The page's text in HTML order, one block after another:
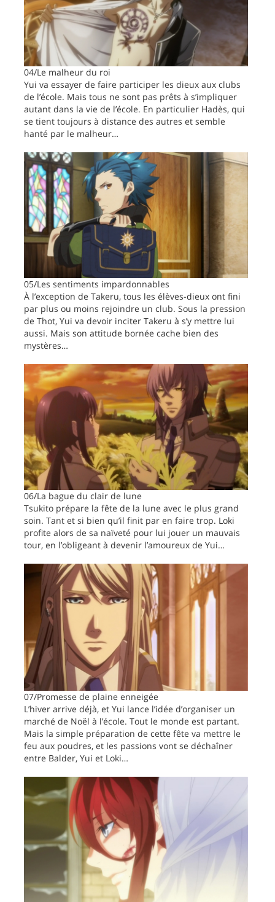
04/Le malheur du roi
Yui va essayer de faire participer les dieux aux clubs
de l’école. Mais tous ne sont pas prêts à s’impliquer
autant dans la vie de l’école. En particulier Hadès, qui
se tient toujours à distance des autres et semble
hanté par le malheur…
05/Les sentiments impardonnables
À l’exception de Takeru, tous les élèves-dieux ont fini
par plus ou moins rejoindre un club. Sous la pression
de Thot, Yui va devoir inciter Takeru à s’y mettre lui
aussi. Mais son attitude bornée cache bien des
mystères…
06/La bague du clair de lune
Tsukito prépare la fête de la lune avec le plus grand
soin. Tant et si bien qu’il finit par en faire trop. Loki
profite alors de sa naïveté pour lui jouer un mauvais
tour, en l’obligeant à devenir l’amoureux de Yui…
07/Promesse de plaine enneigée
L’hiver arrive déjà, et Yui lance l’idée d’organiser un
marché de Noël à l’école. Tout le monde est partant.
Mais la simple préparation de cette fête va mettre le
feu aux poudres, et les passions vont se déchaîner
entre Balder, Yui et Loki…